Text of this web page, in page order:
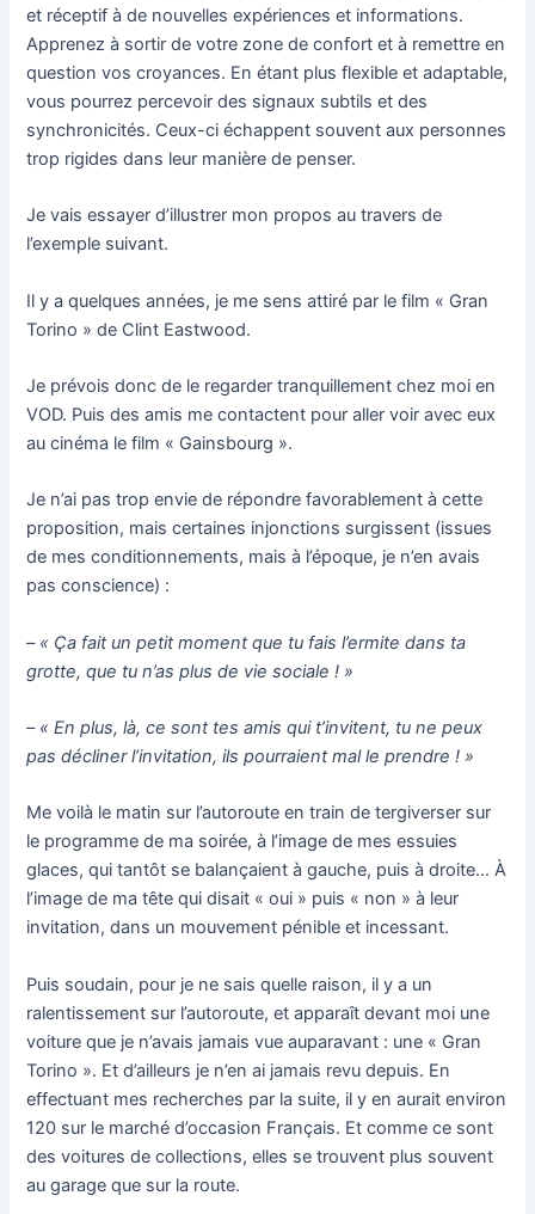
et réceptif à de nouvelles expériences et informations.
Apprenez à sortir de votre zone de confort et à remettre en
question vos croyances. En étant plus flexible et adaptable,
vous pourrez percevoir des signaux subtils et des
synchronicités. Ceux-ci échappent souvent aux personnes
trop rigides dans leur manière de penser.
Je vais essayer d’illustrer mon propos au travers de
l’exemple suivant.
Il y a quelques années, je me sens attiré par le film « Gran
Torino » de Clint Eastwood.
Je prévois donc de le regarder tranquillement chez moi en
VOD. Puis des amis me contactent pour aller voir avec eux
au cinéma le film « Gainsbourg ».
Je n’ai pas trop envie de répondre favorablement à cette
proposition, mais certaines injonctions surgissent (issues
de mes conditionnements, mais à l’époque, je n’en avais
pas conscience) :
– « Ça fait un petit moment que tu fais l’ermite dans ta
grotte, que tu n’as plus de vie sociale ! »
– « En plus, là, ce sont tes amis qui t’invitent, tu ne peux
pas décliner l’invitation, ils pourraient mal le prendre ! »
Me voilà le matin sur l’autoroute en train de tergiverser sur
le programme de ma soirée, à l’image de mes essuies
glaces, qui tantôt se balançaient à gauche, puis à droite… À
l’image de ma tête qui disait « oui » puis « non » à leur
invitation, dans un mouvement pénible et incessant.
Puis soudain, pour je ne sais quelle raison, il y a un
ralentissement sur l’autoroute, et apparaît devant moi une
voiture que je n’avais jamais vue auparavant : une « Gran
Torino ». Et d’ailleurs je n’en ai jamais revu depuis. En
effectuant mes recherches par la suite, il y en aurait environ
120 sur le marché d’occasion Français. Et comme ce sont
des voitures de collections, elles se trouvent plus souvent
au garage que sur la route.